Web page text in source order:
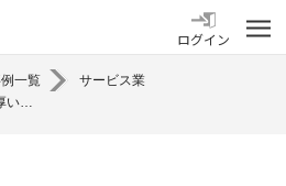
怠管理システム KING OF TIME
ログイン
一覧
サービス業
約2,000名の勤怠管理も、手厚いサポートでスムーズに導入。ユナイテッド・シネマ株式会社様の導入事例